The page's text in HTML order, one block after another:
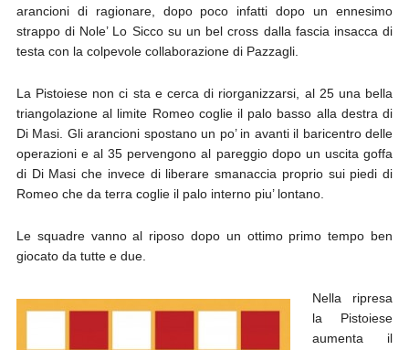
arancioni di ragionare, dopo poco infatti dopo un ennesimo
strappo di Nole’ Lo Sicco su un bel cross dalla fascia insacca di
testa con la colpevole collaborazione di Pazzagli.
La Pistoiese non ci sta e cerca di riorganizzarsi, al 25 una bella
triangolazione al limite Romeo coglie il palo basso alla destra di
Di Masi. Gli arancioni spostano un po’ in avanti il baricentro delle
operazioni e al 35 pervengono al pareggio dopo un uscita goffa
di Di Masi che invece di liberare smanaccia proprio sui piedi di
Romeo che da terra coglie il palo interno piu’ lontano.
Le squadre vanno al riposo dopo un ottimo primo tempo ben
giocato da tutte e due.
Nella ripresa
la Pistoiese
aumenta il